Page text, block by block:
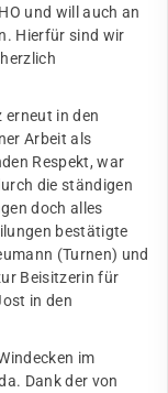
und will auch an
Hierfür sind wir
erneut in den
Arbeit als
Respekt, war
die ständigen
doch alles
bestätigte
(Turnen) und
Beisitzerin für
in den
im
Dank der von